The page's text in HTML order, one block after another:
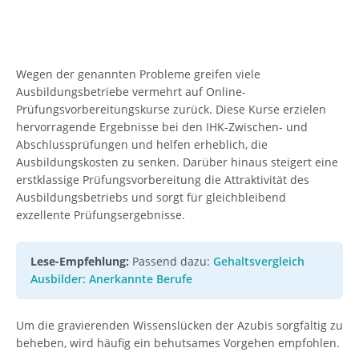
Wegen der genannten Probleme greifen viele
Ausbildungsbetriebe vermehrt auf Online-
Prüfungsvorbereitungskurse zurück. Diese Kurse erzielen
hervorragende Ergebnisse bei den IHK-Zwischen- und
Abschlussprüfungen und helfen erheblich, die
Ausbildungskosten zu senken. Darüber hinaus steigert eine
erstklassige Prüfungsvorbereitung die Attraktivität des
Ausbildungsbetriebs und sorgt für gleichbleibend
exzellente Prüfungsergebnisse.
Lese-Empfehlung: Passend dazu: Gehaltsvergleich
Ausbilder: Anerkannte Berufe
Um die gravierenden Wissenslücken der Azubis sorgfältig zu
beheben, wird häufig ein behutsames Vorgehen empfohlen.